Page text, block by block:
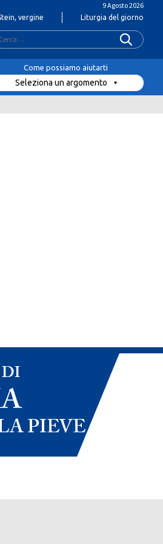
9 Agosto 2026
vergine Liturgia del giorno
Seleziona un argomento